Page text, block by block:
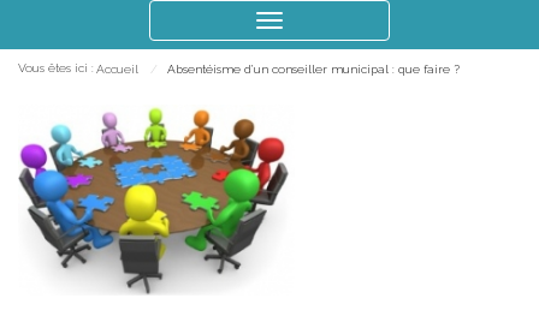
le
Vous êtes ici : Accueil Absentéisme d’un conseiller municipal : que faire ?